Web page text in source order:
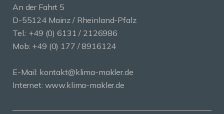
An der Fahrt 5
D-55124 Mainz / Rheinland-Pfalz
Tel.: +49 (0) 6131 / 2126986
Mob: +49 (0) 177 / 8916124
E-Mail: kontakt@klima-makler.de
Internet: www.klima-makler.de